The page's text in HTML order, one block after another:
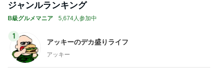
ジャンルランキング
B級グルメマニア 5,674人参加中
1
アッキーのデカ盛りライフ
アッキー